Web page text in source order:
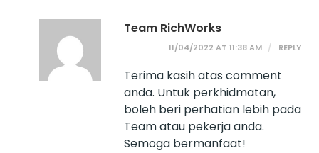
Team RichWorks
11/04/2022 AT 11:38 AM REPLY
Terima kasih atas comment
anda. Untuk perkhidmatan,
boleh beri perhatian lebih pada
Team atau pekerja anda.
Semoga bermanfaat!